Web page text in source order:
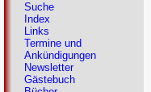
Suche
Index
Links
Termine und
Ankündigungen
Newsletter
Gästebuch